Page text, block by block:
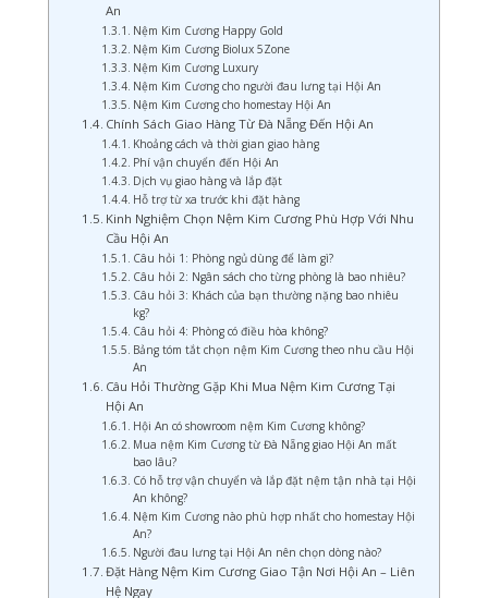
An
Nệm Kim Cương Happy Gold
Nệm Kim Cương Biolux 5Zone
Nệm Kim Cương Luxury
Nệm Kim Cương cho người đau lưng tại Hội An
Nệm Kim Cương cho homestay Hội An
Chính Sách Giao Hàng Từ Đà Nẵng Đến Hội An
Khoảng cách và thời gian giao hàng
Phí vận chuyển đến Hội An
Dịch vụ giao hàng và lắp đặt
Hỗ trợ từ xa trước khi đặt hàng
Kinh Nghiệm Chọn Nệm Kim Cương Phù Hợp Với Nhu
Cầu Hội An
Câu hỏi 1: Phòng ngủ dùng để làm gì?
Câu hỏi 2: Ngân sách cho từng phòng là bao nhiêu?
Câu hỏi 3: Khách của bạn thường nặng bao nhiêu
kg?
Câu hỏi 4: Phòng có điều hòa không?
Bảng tóm tắt chọn nệm Kim Cương theo nhu cầu Hội
An
Câu Hỏi Thường Gặp Khi Mua Nệm Kim Cương Tại
Hội An
Hội An có showroom nệm Kim Cương không?
Mua nệm Kim Cương từ Đà Nẵng giao Hội An mất
bao lâu?
Có hỗ trợ vận chuyển và lắp đặt nệm tận nhà tại Hội
An không?
Nệm Kim Cương nào phù hợp nhất cho homestay Hội
An?
Người đau lưng tại Hội An nên chọn dòng nào?
Đặt Hàng Nệm Kim Cương Giao Tận Nơi Hội An – Liên
Hệ Ngay